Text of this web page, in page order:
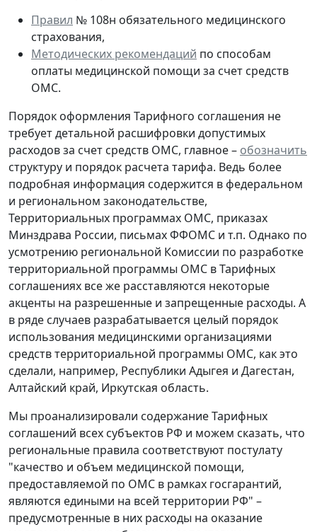
Правил № 108н обязательного медицинского
страхования,
Методических рекомендаций по способам
оплаты медицинской помощи за счет средств
ОМС.
Порядок оформления Тарифного соглашения не
требует детальной расшифровки допустимых
расходов за счет средств ОМС, главное – обозначить
структуру и порядок расчета тарифа. Ведь более
подробная информация содержится в федеральном
и региональном законодательстве,
Территориальных программах ОМС, приказах
Минздрава России, письмах ФФОМС и т.п. Однако по
усмотрению региональной Комиссии по разработке
территориальной программы ОМС в Тарифных
соглашениях все же расставляются некоторые
акценты на разрешенные и запрещенные расходы. А
в ряде случаев разрабатывается целый порядок
использования медицинскими организациями
средств территориальной программы ОМС, как это
сделали, например, Республики Адыгея и Дагестан,
Алтайский край, Иркутская область.
Мы проанализировали содержание Тарифных
соглашений всех субъектов РФ и можем сказать, что
региональные правила соответствуют постулату
"качество и объем медицинской помощи,
предоставляемой по ОМС в рамках госгарантий,
являются едиными на всей территории РФ" –
предусмотренные в них расходы на оказание